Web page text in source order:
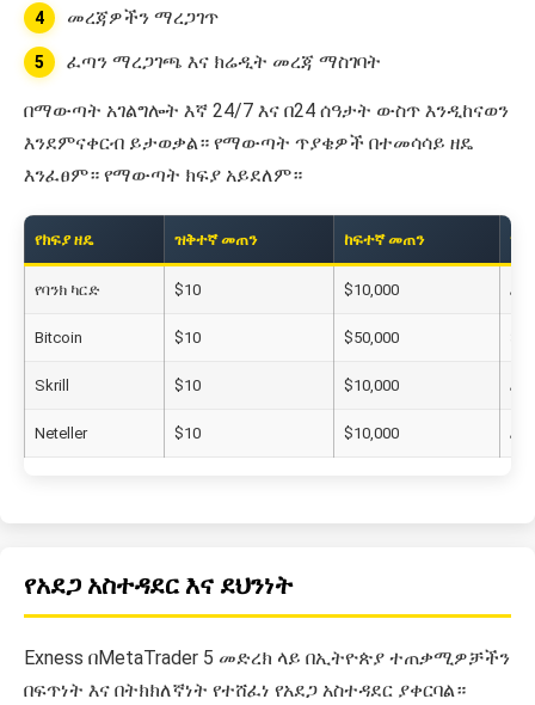
መረጃዎችን ማረጋገጥ
ፈጣን ማረጋገጫ እና ክሬዲት መረጃ ማስገባት
በማውጣት አገልግሎት እኛ 24/7 እና በ24 ሰዓታት ውስጥ እንዲከናወን
እንደምናቀርብ ይታወቃል። የማውጣት ጥያቄዎች በተመሳሳይ ዘዴ
እንፈፀም። የማውጣት ክፍያ አይደለም።
የክፍያ ዘዴ ዝቅተኛ መጠን ከፍተኛ መጠን ጊዜ
የባንክ ካርድ $10 $10,000
Bitcoin $10 $50,000
Skrill $10 $10,000
Neteller $10 $10,000
የአደጋ አስተዳደር እና ደህንነት
Exness በMetaTrader 5 መድረክ ላይ በኢትዮጵያ ተጠቃሚዎቻችን
በፍጥነት እና በትክክለኛነት የተሸፈነ የአደጋ አስተዳደር ያቀርባል።